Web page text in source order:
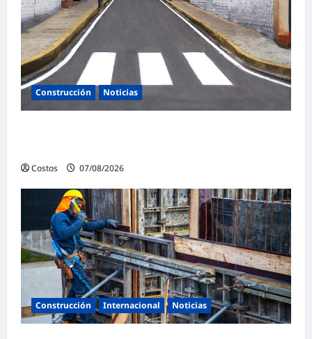
Construcción Noticias
Costos 07/08/2026
Construcción Internacional Noticias